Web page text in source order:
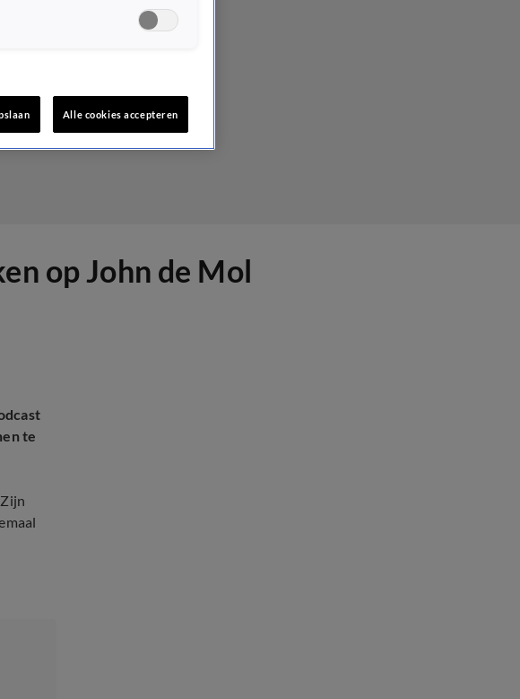
op John de Mol
te
Alle cookies accepteren